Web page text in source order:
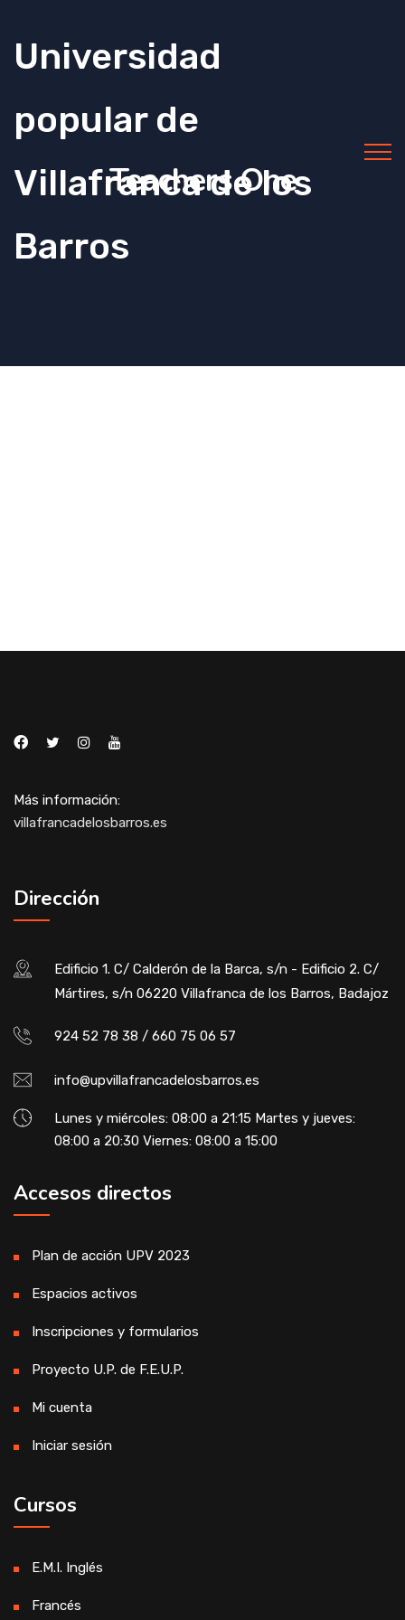
Universidad
popular de
Villafranca de los
Barros
Teachers One
Más información:
villafrancadelosbarros.es
Dirección
Edificio 1. C/ Calderón de la Barca, s/n - Edificio 2. C/
Mártires, s/n 06220 Villafranca de los Barros, Badajoz
924 52 78 38 / 660 75 06 57
info@upvillafrancadelosbarros.es
Lunes y miércoles: 08:00 a 21:15 Martes y jueves:
08:00 a 20:30 Viernes: 08:00 a 15:00
Accesos directos
Plan de acción UPV 2023
Espacios activos
Inscripciones y formularios
Proyecto U.P. de F.E.U.P.
Mi cuenta
Iniciar sesión
Cursos
E.M.I. Inglés
Francés